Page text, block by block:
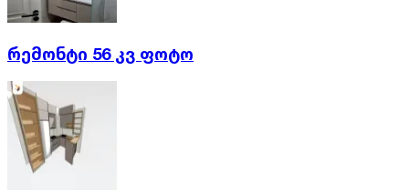
რემონტი 56 კვ ფოტო